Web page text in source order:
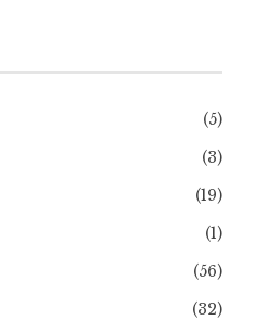
(5)
(3)
(19)
(1)
(56)
(32)